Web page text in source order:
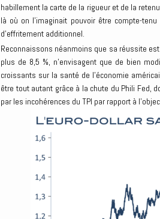
habillement la carte de la rigueur et de la
là où on l’imaginait pouvoir être compte-
d’effritement additionnel.
Reconnaissons néanmoins que sa réussite
plus de 8,5 %, n’envisagent que de bien
croissants sur la santé de l’économie
être tout autant grâce à la chute du Phili Fed,
par les incohérences du TPI par rapport à